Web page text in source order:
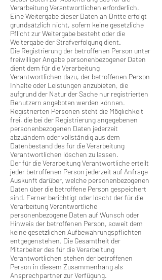
Verarbeitung Verantwortlichen erforderlich.
Eine Weitergabe dieser Daten an Dritte erfolgt
grundsätzlich nicht, sofern keine gesetzliche
Pflicht zur Weitergabe besteht oder die
Weitergabe der Strafverfolgung dient.
Die Registrierung der betroffenen Person unter
freiwilliger Angabe personenbezogener Daten
dient dem für die Verarbeitung
Verantwortlichen dazu, der betroffenen Person
Inhalte oder Leistungen anzubieten, die
aufgrund der Natur der Sache nur registrierten
Benutzern angeboten werden können.
Registrierten Personen steht die Möglichkeit
frei, die bei der Registrierung angegebenen
personenbezogenen Daten jederzeit
abzuändern oder vollständig aus dem
Datenbestand des für die Verarbeitung
Verantwortlichen löschen zu lassen.
Der für die Verarbeitung Verantwortliche erteilt
jeder betroffenen Person jederzeit auf Anfrage
Auskunft darüber, welche personenbezogenen
Daten über die betroffene Person gespeichert
sind. Ferner berichtigt oder löscht der für die
Verarbeitung Verantwortliche
personenbezogene Daten auf Wunsch oder
Hinweis der betroffenen Person, soweit dem
keine gesetzlichen Aufbewahrungspflichten
entgegenstehen. Die Gesamtheit der
Mitarbeiter des für die Verarbeitung
Verantwortlichen stehen der betroffenen
Person in diesem Zusammenhang als
Ansprechpartner zur Verfügung.